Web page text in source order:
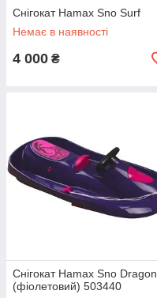
Снігокат Hamax Sno Surf
Немає в наявності
4 000 ₴
Снігокат Hamax Sno Dragon
(фіолетовий) 503440